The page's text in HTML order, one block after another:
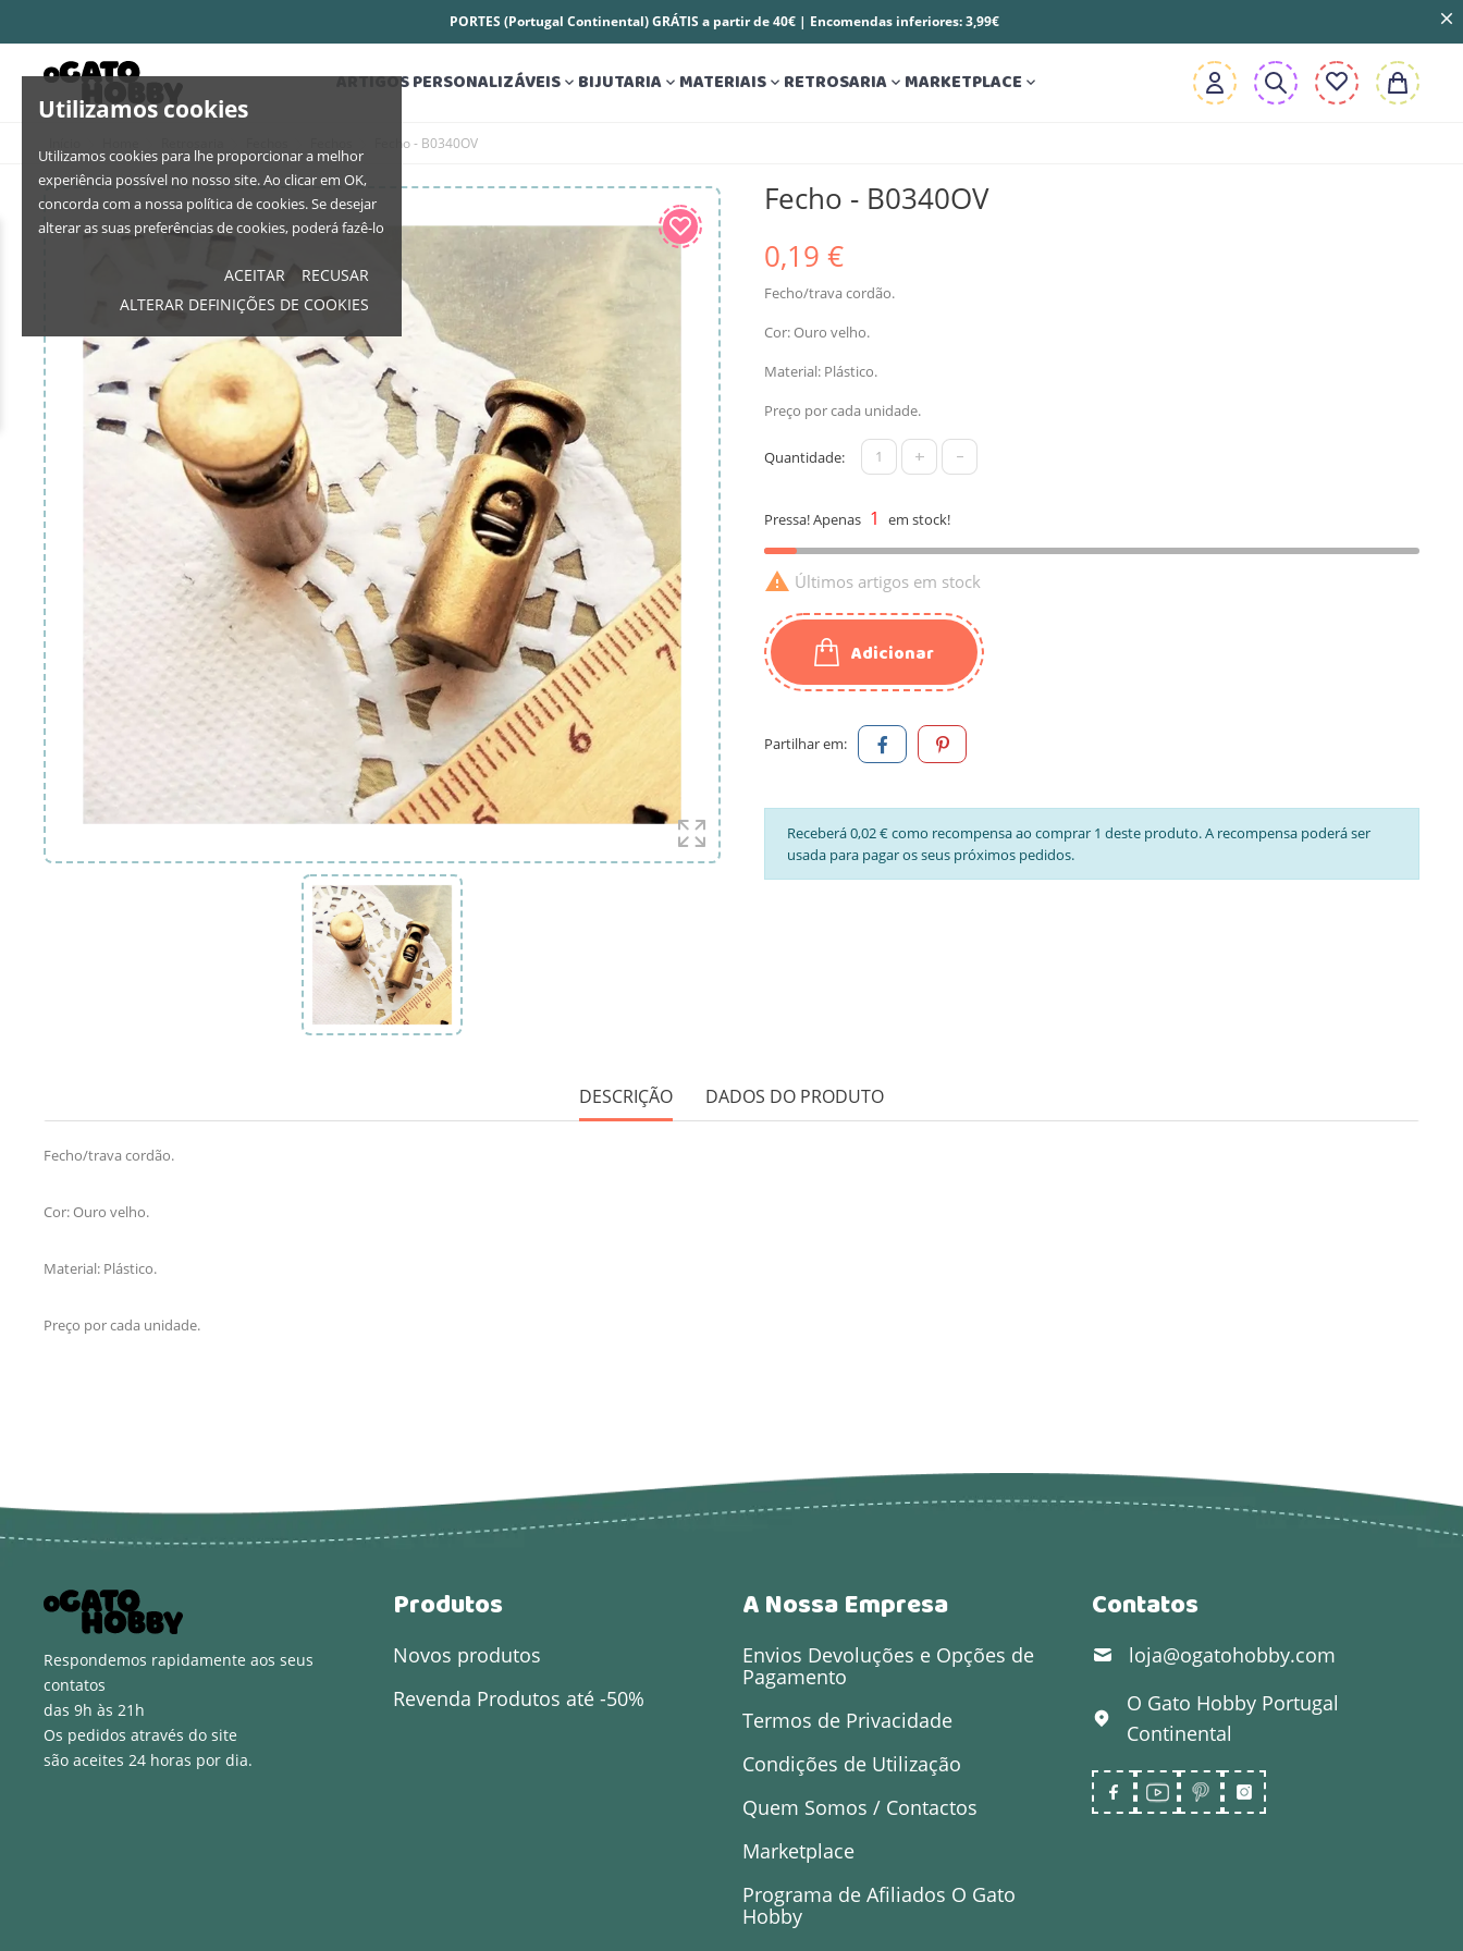
Utilizamos cookies
Utilizamos cookies para lhe proporcionar a melhor
experiência possível no nosso site. Ao clicar em OK,
concorda com a nossa política de cookies. Se desejar
alterar as suas preferências de cookies, poderá fazê-lo
ACEITAR
RECUSAR
ALTERAR DEFINIÇÕES DE COOKIES
PORTES (Portugal Continental) GRÁTIS a partir de 40€ | Encomendas inferiores: 3,99€
ARTIGOS PERSONALIZÁVEIS BIJUTARIA MATERIAIS RETROSARIA MARKETPLACE 
Fecho - B0340OV
Fecho - B0340OV
0,19 €
Fecho/trava cordão.
Cor: Ouro velho.
Material: Plástico.
Preço por cada unidade.
Quantidade: + -
Pressa! Apenas 1 em stock!
 Últimos artigos em stock
Adicionar
Partilhar em:
Receberá 0,02 € como recompensa ao comprar 1 deste produto. A recompensa poderá ser
usada para pagar os seus próximos pedidos.
DESCRIÇÃO DADOS DO PRODUTO
Fecho/trava cordão.
Cor: Ouro velho.
Material: Plástico.
Preço por cada unidade.
Respondemos rapidamente aos seus
contatos
das 9h às 21h
Os pedidos através do site
são aceites 24 horas por dia.
Produtos
Novos produtos
Revenda Produtos até -50%
A Nossa Empresa
Envios Devoluções e Opções de
Pagamento
Termos de Privacidade
Condições de Utilização
Quem Somos / Contactos
Marketplace
Programa de Afiliados O Gato
Hobby
Contatos
loja@ogatohobby.com
O Gato Hobby Portugal
Continental